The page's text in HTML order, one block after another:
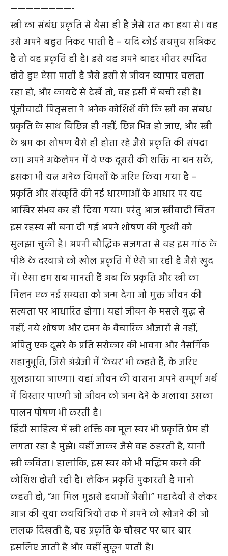
————————-
स्त्री का संबंध प्रकृति से वैसा ही है जैसे रात का हवा से। वह
उसे अपने बहुत निकट पाती है – यदि कोई सचमुच सन्निकट
है तो वह प्रकृति ही है। इसे वह अपने बाहर भीतर स्पंदित
होते हुए ऐसा पाती है जैसे इसी से जीवन व्यापार चलता
रहा हो, और कायदे से देखें तो, वह इसी में बची रही है।
पूंजीवादी पितृसत्ता ने अनेक कोशिशें की कि स्त्री का संबंध
प्रकृति के साथ विछिन्न ही नहीं, छिन्न भिन्न हो जाए, और स्त्री
के श्रम का शोषण वैसे ही होता रहे जैसे प्रकृति की संपदा
का। अपने अकेलेपन में वे एक दूसरी की शक्ति ना बन सकें,
इसका भी यत्न अनेक विमर्शों के जरिए किया गया है –
प्रकृति और संस्कृति की नई धारणाओं के आधार पर यह
आखिर संभव कर ही दिया गया। परंतु आज स्त्रीवादी चिंतन
इस रहस्य सी बना दी गई अपने शोषण की गुत्थी को
सुलझा चुकी है। अपनी बौद्धिक सजगता से वह इस गांठ के
पीछे के दरवाजे को खोल प्रकृति में ऐसे जा रही है जैसे खुद
में। ऐसा हम सब मानती हैं अब कि प्रकृति और स्त्री का
मिलन एक नई सभ्यता को जन्म देगा जो मुक्त जीवन की
सत्यता पर आधारित होगा। यहां जीवन के मसले युद्ध से
नहीं, नये शोषण और दमन के वैचारिक औजारों से नहीं,
अपितु एक दूसरे के प्रति सरोकार की भावना और नैसर्गिक
सहानुभूति, जिसे अंग्रेजी में ‘केयर’ भी कहते हैं, के जरिए
सुलझाया जाएगा। यहां जीवन की वासना अपने सम्पूर्ण अर्थ
में विस्तार पाएगी जो जीवन को जन्म देने के अलावा उसका
पालन पोषण भी करती है।
हिंदी साहित्य में स्त्री शक्ति का मूल स्वर भी प्रकृति प्रेम ही
लगता रहा है मुझे। वहीं जाकर जैसे वह ठहरती है, यानी
स्त्री कविता। हालांकि, इस स्वर को भी मद्धिम करने की
कोशिश होती रही है। लेकिन प्रकृति पुकारती है मानो
कहती हो, “आ मिल मुझसे हवाओं जैसी।” महादेवी से लेकर
आज की युवा कवयित्रियों तक में अपने को खोजने की जो
ललक दिखती है, वह प्रकृति के चौखट पर बार बार
इसलिए जाती है और वहीं सुकून पाती है।